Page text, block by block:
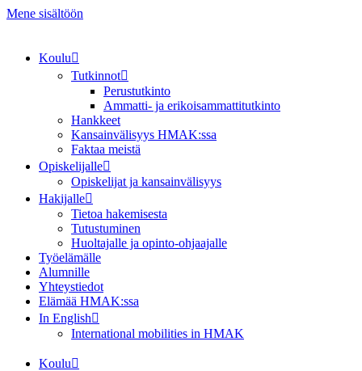
Mene sisältöön
Koulu
Tutkinnot
Perustutkinto
Ammatti- ja erikoisammattitutkinto
Hankkeet
Kansainvälisyys HMAK:ssa
Faktaa meistä
Opiskelijalle
Opiskelijat ja kansainvälisyys
Hakijalle
Tietoa hakemisesta
Tutustuminen
Huoltajalle ja opinto-ohjaajalle
Työelämälle
Alumnille
Yhteystiedot
Elämää HMAK:ssa
In English
International mobilities in HMAK
Koulu